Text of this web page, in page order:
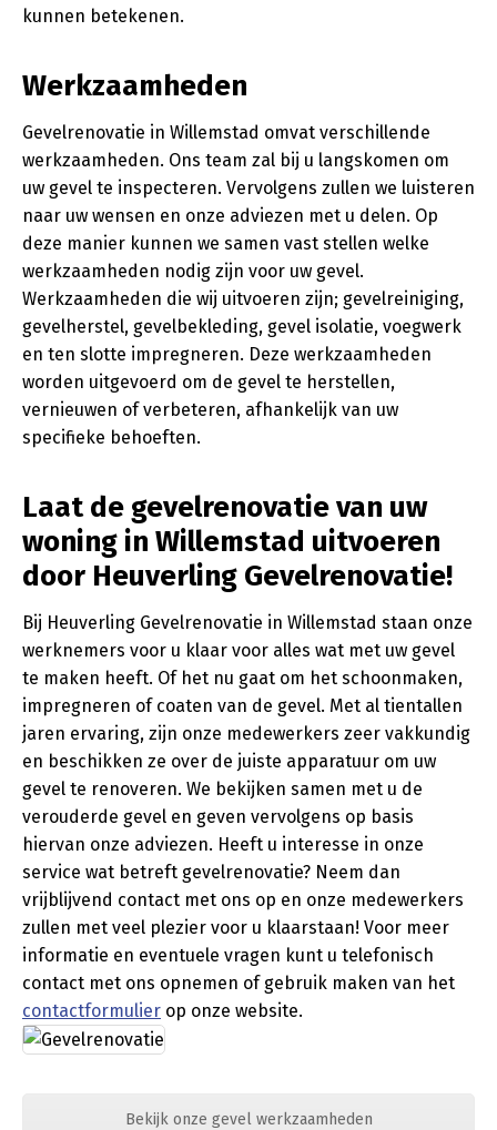
kunnen betekenen.
Werkzaamheden
Gevelrenovatie in Willemstad omvat verschillende
werkzaamheden. Ons team zal bij u langskomen om
uw gevel te inspecteren. Vervolgens zullen we luisteren
naar uw wensen en onze adviezen met u delen. Op
deze manier kunnen we samen vast stellen welke
werkzaamheden nodig zijn voor uw gevel.
Werkzaamheden die wij uitvoeren zijn; gevelreiniging,
gevelherstel, gevelbekleding, gevel isolatie, voegwerk
en ten slotte impregneren. Deze werkzaamheden
worden uitgevoerd om de gevel te herstellen,
vernieuwen of verbeteren, afhankelijk van uw
specifieke behoeften.
Laat de gevelrenovatie van uw
woning in Willemstad uitvoeren
door Heuverling Gevelrenovatie!
Bij Heuverling Gevelrenovatie in Willemstad staan onze
werknemers voor u klaar voor alles wat met uw gevel
te maken heeft. Of het nu gaat om het schoonmaken,
impregneren of coaten van de gevel. Met al tientallen
jaren ervaring, zijn onze medewerkers zeer vakkundig
en beschikken ze over de juiste apparatuur om uw
gevel te renoveren. We bekijken samen met u de
verouderde gevel en geven vervolgens op basis
hiervan onze adviezen. Heeft u interesse in onze
service wat betreft gevelrenovatie? Neem dan
vrijblijvend contact met ons op en onze medewerkers
zullen met veel plezier voor u klaarstaan! Voor meer
informatie en eventuele vragen kunt u telefonisch
contact met ons opnemen of gebruik maken van het
contactformulier op onze website.
Bekijk onze gevel werkzaamheden